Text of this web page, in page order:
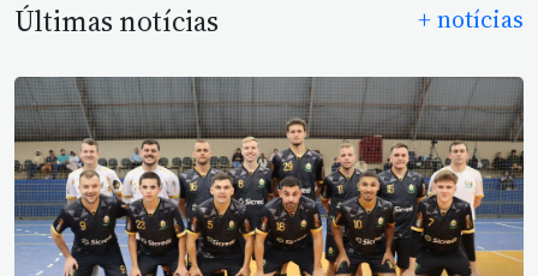
Últimas notícias + notícias